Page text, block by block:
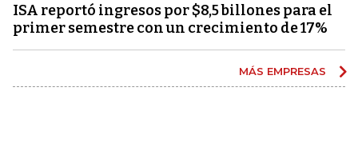
ISA reportó ingresos por $8,5 billones para el
primer semestre con un crecimiento de 17%
MÁS EMPRESAS